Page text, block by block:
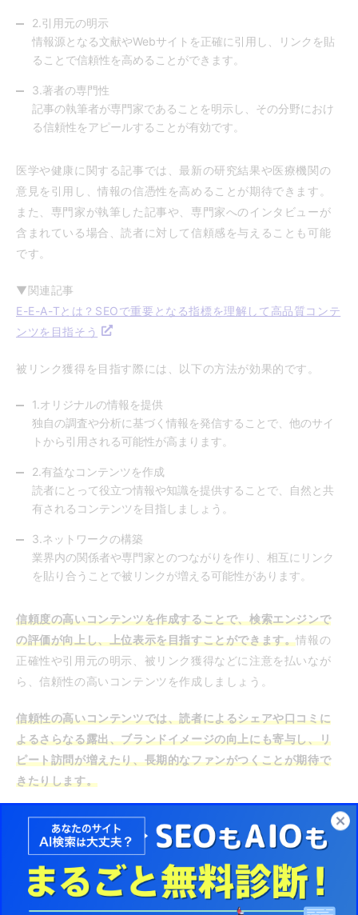
2.引用元の明示
情報源となる文献やWebサイトを正確に引用し、リンクを貼
ることで信頼性を高めることができます。
3.著者の専門性
記事の執筆者が専門家であることを明示し、その分野におけ
る信頼性をアピールすることが有効です。
医学や健康に関する記事では、最新の研究結果や医療機関の
意見を引用し、情報の信憑性を高めることが期待できます。
また、専門家が執筆した記事や、専門家へのインタビューが
含まれている場合、読者に対して信頼感を与えることも可能
です。
▼関連記事
E-E-A-Tとは？SEOで重要となる指標を理解して高品質コンテ
ンツを目指そう
被リンク獲得を目指す際には、以下の方法が効果的です。
1.オリジナルの情報を提供
独自の調査や分析に基づく情報を発信することで、他のサイ
トから引用される可能性が高まります。
2.有益なコンテンツを作成
読者にとって役立つ情報や知識を提供することで、自然と共
有されるコンテンツを目指しましょう。
3.ネットワークの構築
業界内の関係者や専門家とのつながりを作り、相互にリンク
を貼り合うことで被リンクが増える可能性があります。
信頼度の高いコンテンツを作成することで、検索エンジンで
の評価が向上し、上位表示を目指すことができます。情報の
正確性や引用元の明示、被リンク獲得などに注意を払いなが
ら、信頼性の高いコンテンツを作成しましょう。
信頼性の高いコンテンツでは、読者によるシェアや口コミに
よるさらなる露出、ブランドイメージの向上にも寄与し、リ
ピート訪問が増えたり、長期的なファンがつくことが期待で
きたりします。
検索エンジンに最適化されたサイト構造
専門性の高い記事やユーザーの検索意図に合ったコンテンツ
は、検索エンジンから高く評価されます。そのため、検索エ
ンジンに最適化されたサイト構造にすることが重要です。